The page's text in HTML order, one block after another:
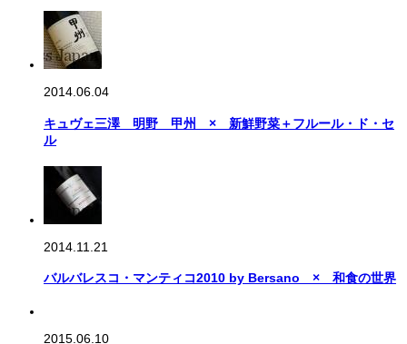
2014.06.04
キュヴェ三澤 明野 甲州 × 新鮮野菜＋フルール・ド・セ
ル
2014.11.21
バルバレスコ・マンティコ2010 by Bersano × 和食の世界
2015.06.10